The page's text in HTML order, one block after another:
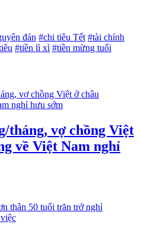
đán #chi tiêu Tết #tài chính
#tiền lì xì #tiền mừng tuổi
tháng, vợ chồng Việt
về Việt Nam nghỉ